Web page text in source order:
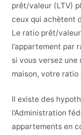
prêt/valeur (LTV)
ceux qui achètent
Le ratio prêt/
l’appartement par
si vous versez une
maison, votre
Il existe des
l’Administration
appartements en